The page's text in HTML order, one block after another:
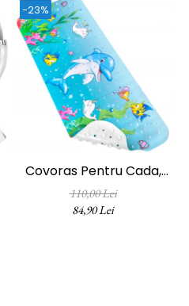
-23%
Covoras Pentru Cada,
Anti-Alunecare,
FizioTab®, 100x40 Cm,
110,00 Lei
84,90 Lei